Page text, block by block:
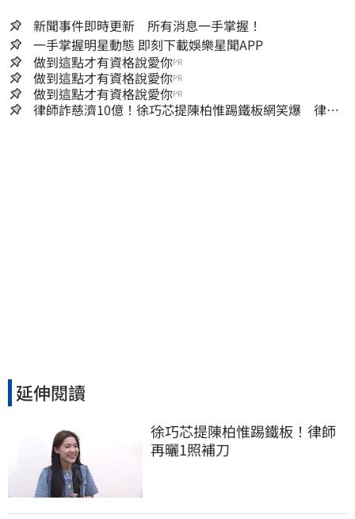
新聞事件即時更新 所有消息一手掌握！
一手掌握明星動態 即刻下載娛樂星聞APP
做到這點才有資格說愛你PR
做到這點才有資格說愛你PR
做到這點才有資格說愛你PR
律師詐慈濟10億！徐巧芯提陳柏惟踢鐵板網笑爆 律師
延伸閱讀
徐巧芯提陳柏惟踢鐵板！律師
再曬1照補刀